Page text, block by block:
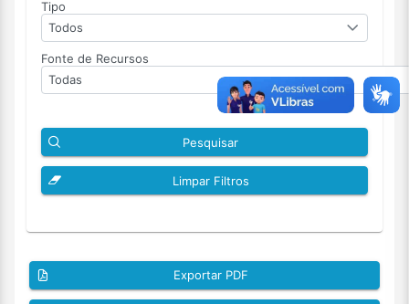
Tipo
Todos
Fonte de Recursos
Todas
Pesquisar
Limpar Filtros
Exportar PDF